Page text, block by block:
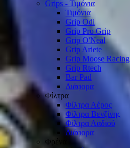
Grips - Τιμόνια
Τιμόνια
Grip Odi
Grip Pro Grip
Grip O'Neal
Grip Ariete
Grip Moose Racing
Grip Rtech
Bar Pad
Διάφορα
Φίλτρα
Φίλτρα Αέρος
Φίλτρα Βενζίνης
Φίλτρα Λαδιού
Διάφορα
Φρένα